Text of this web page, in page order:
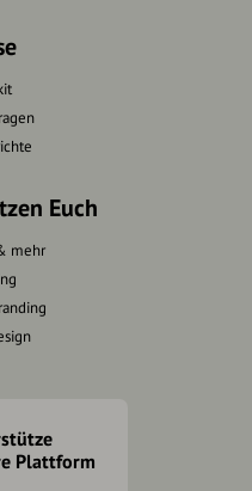
Euch
mehr
Plattform